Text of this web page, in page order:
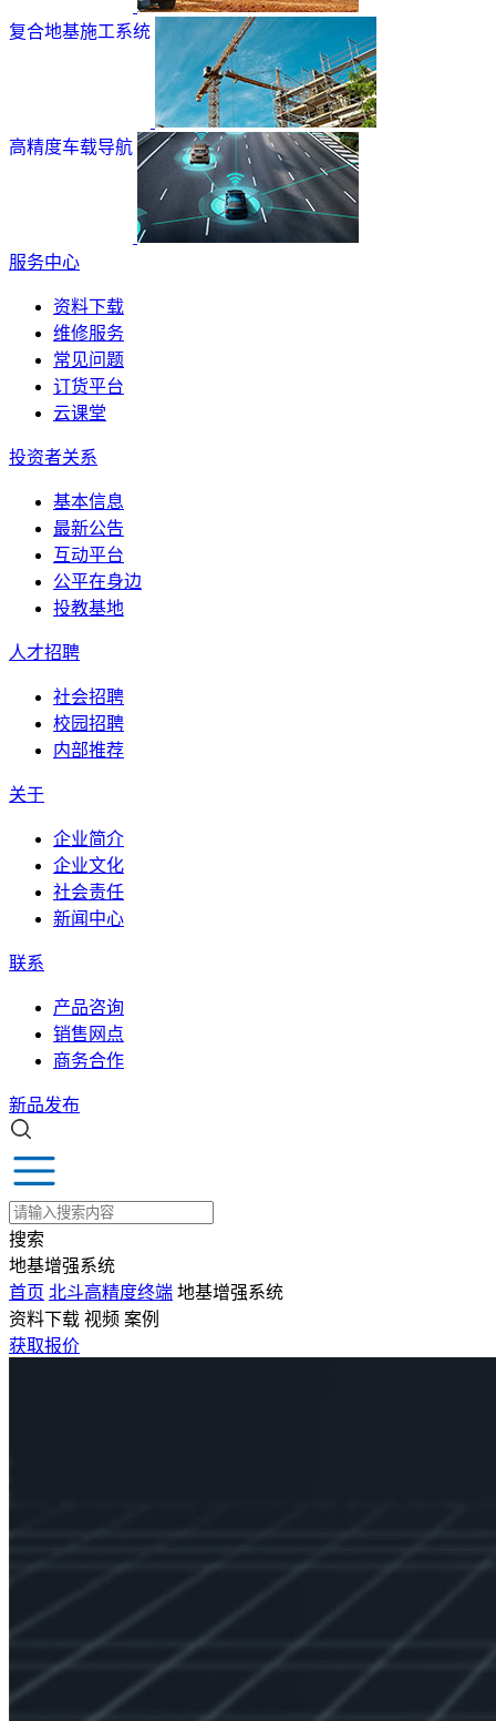
复合地基施工系统
高精度车载导航
服务中心
资料下载
维修服务
常见问题
订货平台
云课堂
投资者关系
基本信息
最新公告
互动平台
公平在身边
投教基地
人才招聘
社会招聘
校园招聘
内部推荐
关于
企业简介
企业文化
社会责任
新闻中心
联系
产品咨询
销售网点
商务合作
新品发布
搜索
地基增强系统
首页 北斗高精度终端 地基增强系统
资料下载 视频 案例
获取报价